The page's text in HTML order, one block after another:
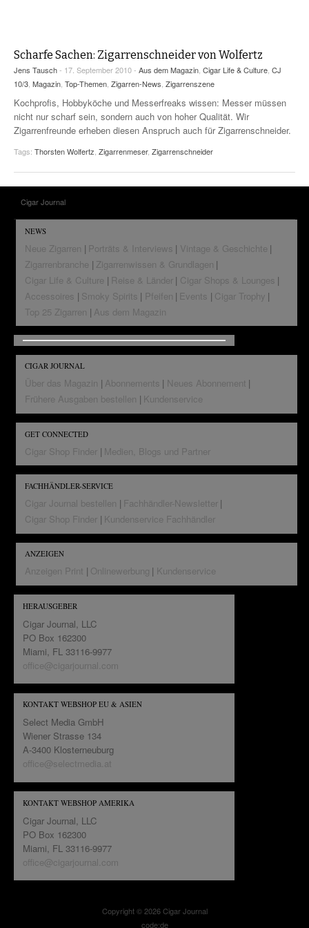
PFEIFEN & SPIRITUOSEN
ZIGARRENBRANCHE
Scharfe Sachen: Zigarrenschneider von Wolfertz
Jens Tausch- 17. September 2010 - Aus dem Magazin Cigar Life & Culture CJ
10/3 Magazin Top-Themen Zigarren-News Zigarrenszene
Kochprofis, Hobbyköche und Messerfreaks wissen: Messer müssen
nicht nur scharf sein, sondern auch von hoher Qualität. Wir
Zigarrenfreunde erheben diesen Anspruch auch für Zigarrenschneider.
Tags: Thorsten Wolfertz Zigarrenmeser, Zigarrenschneider
Cigar Journal
NEWS
Neue Zigarren Porträts & Interviews
Vintage & Geschichte
Zigarrenbranche
Zigarrenwissen & Grundlagen
Cigar Life & Culture
Reise & Länder Cigar Shops & Lounges
Accessoires
Smoky Spirits Pfeifen Events
Cigar Trophy
Top 25 Zigarren
Aus dem Magazin
CIGAR JOURNAL
Über das Magazin Abonnements
Neues Abonnement
Frühere Ausgaben bestellen
Kundenservice
GET CONNECTED
Cigar Shop Finder Medien, Blogs und Partner
FACHHÄNDLER-SERVICE
Cigar Journal bestellen
Fachhändler-Newsletter
Cigar Shop Finder Kundenservice Fachhändler
ANZEIGEN
Anzeigen Print Onlinewerbung Kundenservice
HERAUSGEBER
Cigar Journal, LLC
PO Box 162300
Miami, FL 33116-9977
office@cigarjournal.com
KONTAKT WEBSHOP EU & ASIEN
Select Media GmbH
Wiener Strasse 134
A-3400 Klosterneuburg
office@selectmedia.at
KONTAKT WEBSHOP AMERIKA
Cigar Journal, LLC
PO Box 162300
Miami, FL 33116-9977
office@cigarjournal.com
Copyright © 2026 Cigar Journal
code:de